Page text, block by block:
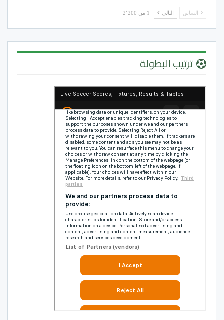
السابق التالي 1 من 2٬200
ترتيب البطولة